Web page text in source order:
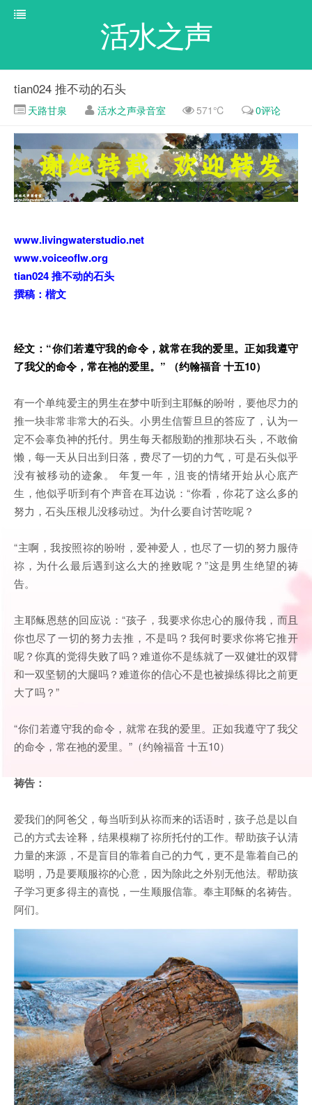
活水之声
tian024 推不动的石头
天路甘泉 活水之声录音室 571℃ 0评论
www.livingwaterstudio.net
www.voiceoflw.org
tian024 推不动的石头
撰稿：楷文
经文： “你们若遵守我的命令，就常在我的爱里。正如我遵守
了我父的命令，常在祂的爱里。” （约翰福音 十五10）
有一个单纯爱主的男生在梦中听到主耶稣的吩咐，要他尽力的
推一块非常非常大的石头。小男生信誓旦旦的答应了，认为一
定不会辜负神的托付。男生每天都殷勤的推那块石头，不敢偷
懒，每一天从日出到日落，费尽了一切的力气，可是石头似乎
没有被移动的迹象。 年复一年，沮丧的情绪开始从心底产
生，他似乎听到有个声音在耳边说：“你看，你花了这么多的
努力，石头压根儿没移动过。为什么要自讨苦吃呢？
“主啊，我按照祢的吩咐，爱神爱人，也尽了一切的努力服侍
祢，为什么最后遇到这么大的挫败呢？”这是男生绝望的祷
告。
主耶稣恩慈的回应说：“孩子，我要求你忠心的服侍我，而且
你也尽了一切的努力去推，不是吗？我何时要求你将它推开
呢？你真的觉得失败了吗？难道你不是练就了一双健壮的双臂
和一双坚韧的大腿吗？难道你的信心不是也被操练得比之前更
大了吗？”
“你们若遵守我的命令，就常在我的爱里。正如我遵守了我父
的命令，常在祂的爱里。”（约翰福音 十五10）
祷告：
爱我们的阿爸父，每当听到从祢而来的话语时，孩子总是以自
己的方式去诠释，结果模糊了祢所托付的工作。帮助孩子认清
力量的来源，不是盲目的靠着自己的力气，更不是靠着自己的
聪明，乃是要顺服祢的心意，因为除此之外别无他法。帮助孩
子学习更多得主的喜悦，一生顺服信靠。奉主耶稣的名祷告。
阿们。